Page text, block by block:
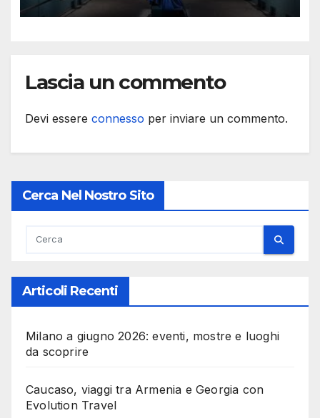
Lascia un commento
Devi essere connesso per inviare un commento.
Cerca Nel Nostro Sito
Articoli Recenti
Milano a giugno 2026: eventi, mostre e luoghi
da scoprire
Caucaso, viaggi tra Armenia e Georgia con
Evolution Travel